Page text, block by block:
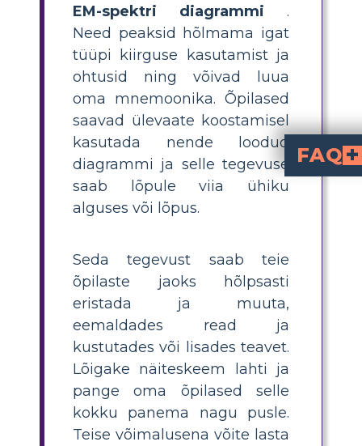
EM-spektri diagrammi .
Need peaksid hõlmama igat
tüüpi kiirguse kasutamist ja
ohtusid ning võivad luua
oma mnemoonika. Õpilased
saavad ülevaate koostamisel
kasutada nende loodud
diagrammi ja selle tegevuse
saab lõpule viia ühiku
alguses või lõpus.
Seda tegevust saab teie
õpilaste jaoks hõlpsasti
eristada ja muuta,
eemaldades read ja
kustutades või lisades teavet.
Lõigake näiteskeem lahti ja
pange oma õpilased selle
kokku panema nagu pusle.
Teise võimalusena võite lasta
FAQ